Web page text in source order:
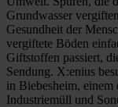
Grundwasser
Gesundheit der
vergiftete Böden
Giftstoffen passiert,
Sendung. X:enius
in Biebesheim, einem
Industriemüll und